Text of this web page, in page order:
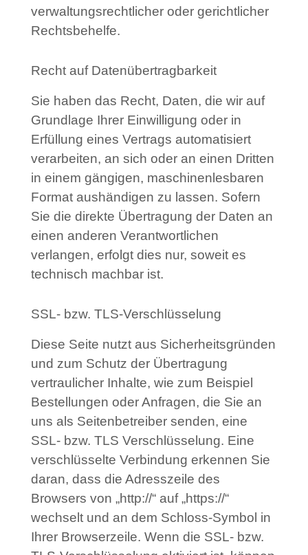
verwaltungsrechtlicher oder gerichtlicher
Rechtsbehelfe.
Recht auf Datenübertragbarkeit
Sie haben das Recht, Daten, die wir auf
Grundlage Ihrer Einwilligung oder in
Erfüllung eines Vertrags automatisiert
verarbeiten, an sich oder an einen Dritten
in einem gängigen, maschinenlesbaren
Format aushändigen zu lassen. Sofern
Sie die direkte Übertragung der Daten an
einen anderen Verantwortlichen
verlangen, erfolgt dies nur, soweit es
technisch machbar ist.
SSL- bzw. TLS-Verschlüsselung
Diese Seite nutzt aus Sicherheitsgründen
und zum Schutz der Übertragung
vertraulicher Inhalte, wie zum Beispiel
Bestellungen oder Anfragen, die Sie an
uns als Seitenbetreiber senden, eine
SSL- bzw. TLS Verschlüsselung. Eine
verschlüsselte Verbindung erkennen Sie
daran, dass die Adresszeile des
Browsers von „http://“ auf „https://“
wechselt und an dem Schloss-Symbol in
Ihrer Browserzeile. Wenn die SSL- bzw.